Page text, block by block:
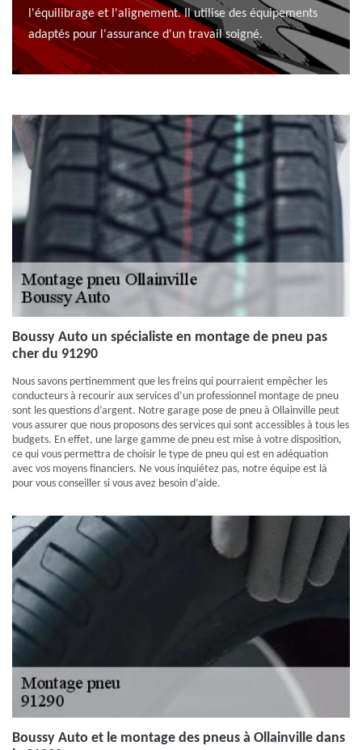
l'équilibrage et l'alignement. Il utilise des équipements
adaptés pour l'assurance d'un travail soigné.
Boussy Auto un spécialiste en montage de pneu pas
cher du 91290
Nous savons pertinemment que les freins qui pourraient empêcher les
conducteurs à recourir aux services d’un professionnel montage de pneu
sont les questions d’argent. Notre garage pose de pneu à Ollainville peut
vous assurer que nous proposons des services qui sont accessibles à tous les
budgets. En effet, une large gamme de pneu est mise à votre disposition,
ce qui vous permettra de choisir le type de pneu qui est en adéquation
avec vos moyens financiers. Ne vous inquiétez pas, notre équipe est là
pour vous conseiller si vous avez besoin d’aide.
Boussy Auto et le montage des pneus à Ollainville dans